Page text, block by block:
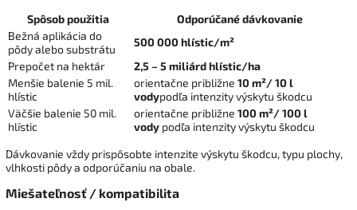
Spôsob použitia
Odporúčané dávkovanie
Bežná aplikácia do
pôdy alebo substrátu
500 000 hlístic/m²
Prepočet na hektár
2,5 – 5 miliárd hlístic/ha
Menšie balenie 5 mil.
hlístic
orientačne približne 10 m²/ 10 l
vodypodľa intenzity výskytu škodcu
Väčšie balenie 50 mil.
hlístic
orientačne približne 100 m²/ 100 l
vody podľa intenzity výskytu škodcu
Dávkovanie vždy prispôsobte intenzite výskytu škodcu, typu plochy,
vlhkosti pôdy a odporúčaniu na obale.
Miešateľnosť / kompatibilita